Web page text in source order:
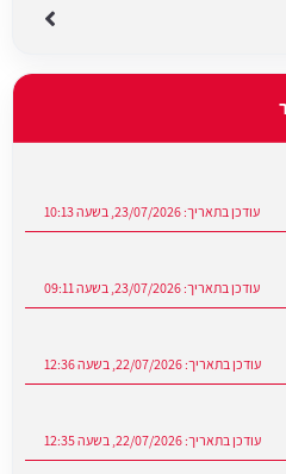
עודכן בתאריך: 23/07/2026, בשעה 10:13
עודכן בתאריך: 23/07/2026, בשעה 09:11
עודכן בתאריך: 22/07/2026, בשעה 12:36
עודכן בתאריך: 22/07/2026, בשעה 12:35